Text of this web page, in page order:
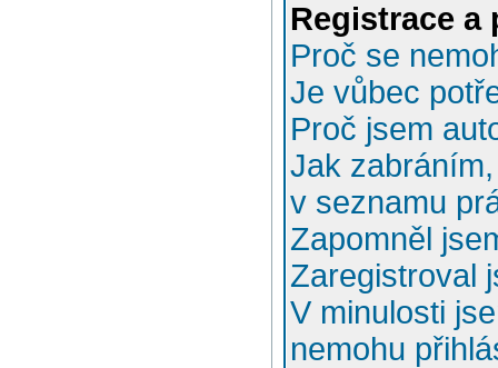
Registrace a
Proč se
Je vůbec
Proč jsem
Jak
v seznamu
Zapomněl
Zaregistroval
V minulosti
nemohu